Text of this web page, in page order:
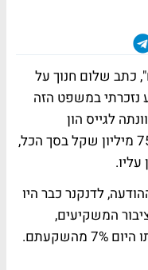
כתב שלום חנוך על
בשנות ה-80. השבוע נזכרתי במשפט הזה
לגייס הון
מהציבור. לא גיוס ענק, גיוס קטנטן, 75 מיליון שקל בסך הכל,
ההודעה, לדנקנר כבר היו
ציבור המשקיעים,